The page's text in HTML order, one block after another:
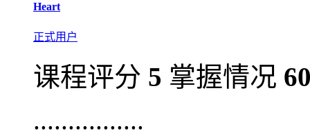
Heart
正式用户
课程评分 5 掌握情况
................